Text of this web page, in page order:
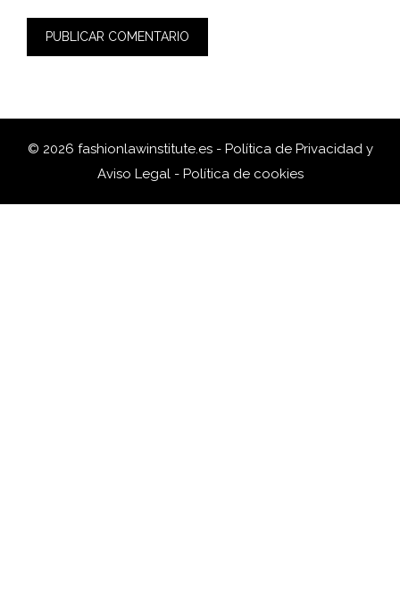
© 2026 fashionlawinstitute.es - Política de Privacidad y
Aviso Legal - Política de cookies